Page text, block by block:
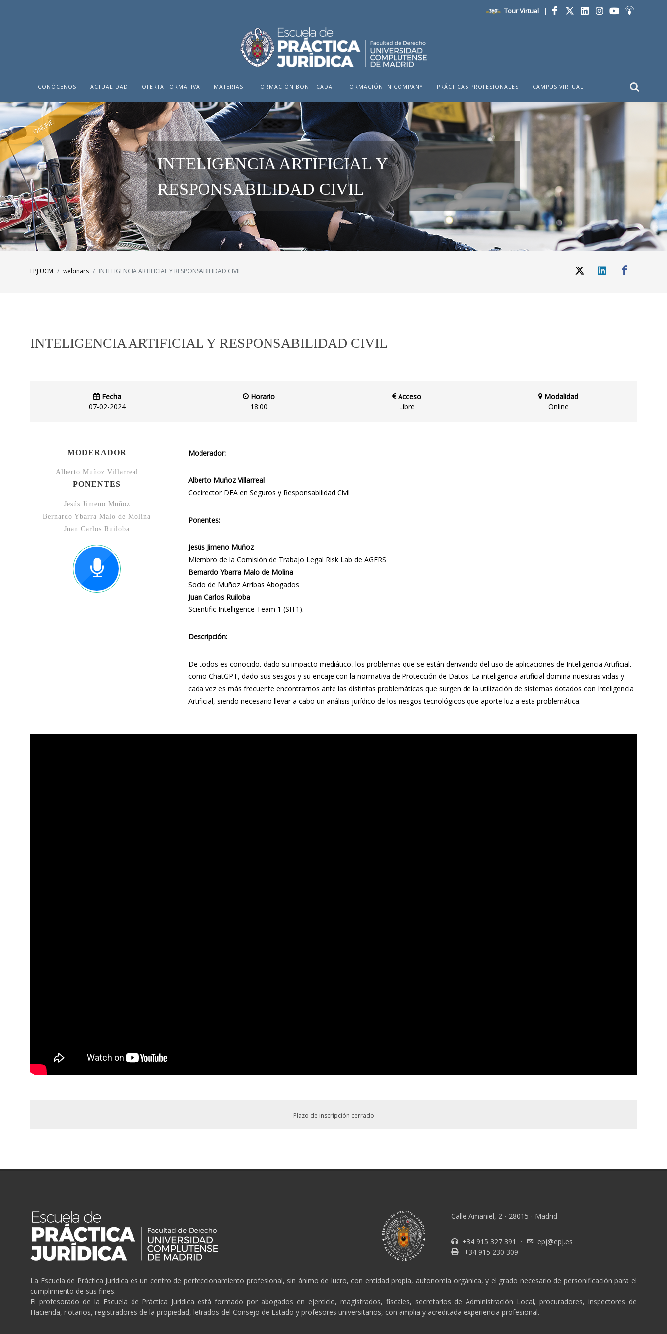
Tour Virtual |
CONÓCENOS ACTUALIDAD OFERTA FORMATIVA MATERIAS FORMACIÓN BONIFICADA FORMACIÓN IN COMPANY PRÁCTICAS PROFESIONALES CAMPUS VIRTUAL
ONLINE
INTELIGENCIA ARTIFICIAL Y
RESPONSABILIDAD CIVIL
EPJ UCM webinars INTELIGENCIA ARTIFICIAL Y RESPONSABILIDAD CIVIL
INTELIGENCIA ARTIFICIAL Y RESPONSABILIDAD CIVIL
Fecha
07-02-2024
Horario
18:00
Acceso
Libre
Modalidad
Online
MODERADOR
Alberto Muñoz Villarreal
PONENTES
Jesús Jimeno Muñoz
Bernardo Ybarra Malo de Molina
Juan Carlos Ruiloba
Moderador:
Alberto Muñoz Villarreal
Codirector DEA en Seguros y Responsabilidad Civil
Ponentes:
Jesús Jimeno Muñoz
Miembro de la Comisión de Trabajo Legal Risk Lab de AGERS
Bernardo Ybarra Malo de Molina
Socio de Muñoz Arribas Abogados
Juan Carlos Ruiloba
Scientific Intelligence Team 1 (SIT1).
Descripción:
De todos es conocido, dado su impacto mediático, los problemas que se están derivando del uso de aplicaciones de Inteligencia Artificial,
como ChatGPT, dado sus sesgos y su encaje con la normativa de Protección de Datos. La inteligencia artificial domina nuestras vidas y
cada vez es más frecuente encontrarnos ante las distintas problemáticas que surgen de la utilización de sistemas dotados con Inteligencia
Artificial, siendo necesario llevar a cabo un análisis jurídico de los riesgos tecnológicos que aporte luz a esta problemática.
Plazo de inscripción cerrado
Calle Amaniel, 2 · 28015 · Madrid
+34 915 327 391 ·
epj@epj.es
+34 915 230 309
La Escuela de Práctica Jurídica es un centro de perfeccionamiento profesional, sin ánimo de lucro, con entidad propia, autonomía orgánica, y el grado necesario de personificación para el
cumplimiento de sus fines.
El profesorado de la Escuela de Práctica Jurídica está formado por abogados en ejercicio, magistrados, fiscales, secretarios de Administración Local, procuradores, inspectores de
Hacienda, notarios, registradores de la propiedad, letrados del Consejo de Estado y profesores universitarios, con amplia y acreditada experiencia profesional.